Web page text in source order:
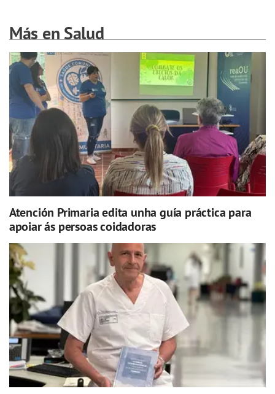
Más en Salud
Atención Primaria edita unha guía práctica para
apoiar ás persoas coidadoras